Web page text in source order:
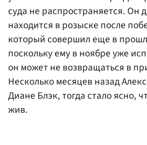
суда не распространяется. Он
находится в розыске после
который совершил еще в
поскольку ему в ноябре уже
он может не возвращаться в
Несколько месяцев назад
Диане Блэк, тогда стало ясно,
жив.